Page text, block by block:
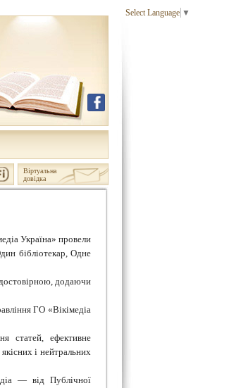
Select Language ▼
Віртуальна
довідка
Україна» провели
бібліотекар, Одне
достовірною, додаючи
ГО «Вікімедіа
статей, ефективне
і нейтральних
— від Публічної